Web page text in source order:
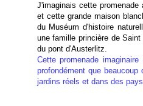
J'imaginais cette
et cette grande maison
du Muséum d'histoire
une famille princière de
du pont d'Austerlitz.
Cette promenade
profondément que beaucoup
jardins réels et dans des